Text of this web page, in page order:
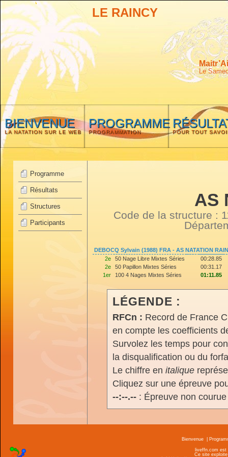
LE RAINCY
Le
BIENVENUE
LA NATATION SUR LE WEB
PROGRAMME
PROGRAMMATION POUR TOUT
Programme
Résultats
Structures
Participants
AS
Code de la structure :
DEBOCQ Sylvain (1988) FRA - AS NATATION
2e
50 Nage Libre Mixtes Séries
00:28.85
2e
50 Papillon Mixtes Séries
00:31.17
1er
100 4 Nages Mixtes Séries 01:11.85
LÉGENDE :
RFCn : Record de France
en compte les coefficients
Survolez les temps pour
la disqualification ou du
Le chiffre en italique
Cliquez sur une épreuve
--:--.--: Épreuve non
Bienvenue
liveffn.com est
Ce site